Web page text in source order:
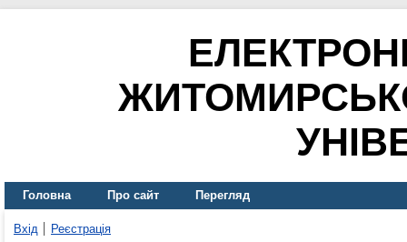
Головна Про сайт Перегляд
Вхід Реєстрація